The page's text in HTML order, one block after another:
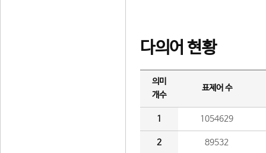
다의어 현황
의미
개수
표제어 수
1 1054629
2 89532